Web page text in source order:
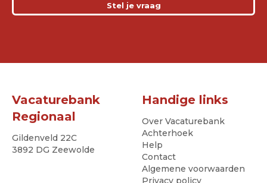
Stel je vraag
Vacaturebank
Regionaal
Gildenveld 22C
3892 DG Zeewolde
Handige links
Over Vacaturebank
Achterhoek
Help
Contact
Algemene voorwaarden
Privacy policy